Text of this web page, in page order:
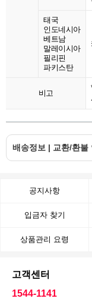
태국
인도네시아
베트남
말레이시아
필리핀
파키스탄
비고
배송정보 | 교환/환불
공지사항
입금자 찾기
상품관리 요령
고객센터
1544-1141